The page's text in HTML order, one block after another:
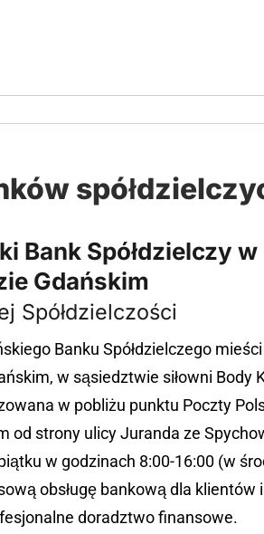
Bank Spółdzielczy
Gdańskim
Spółdzielczości
Banku Spółdzielczego
w sąsiedztwie siłowni Body
w pobliżu punktu Poczty
od strony ulicy Juranda ze
w godzinach 8:00-16:00 (w
obsługę bankową dla
doradztwo finansowe.